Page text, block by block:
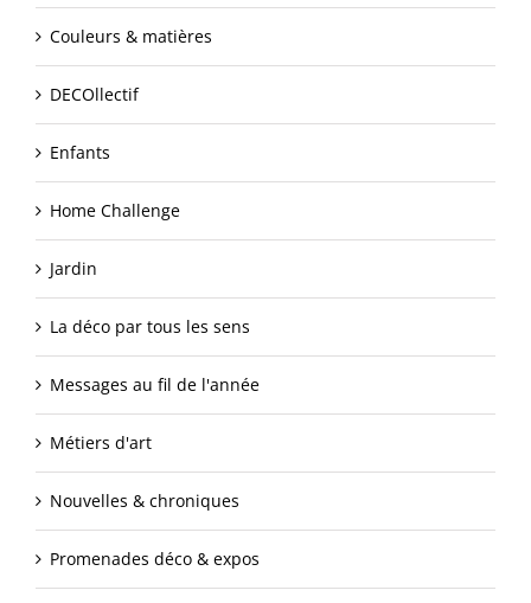
Couleurs & matières
DECOllectif
Enfants
Home Challenge
Jardin
La déco par tous les sens
Messages au fil de l'année
Métiers d'art
Nouvelles & chroniques
Promenades déco & expos